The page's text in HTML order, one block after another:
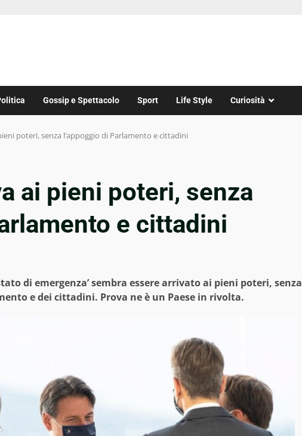
Gossip e Spettacolo Sport Life Style Curiosità
poteri, senza l’appoggio di Parlamento e cittadini
ai pieni poteri, senza
e cittadini
di emergenza’ sembra essere arrivato ai pieni poteri, senza
e dei cittadini. Prova ne è un Paese in rivolta.